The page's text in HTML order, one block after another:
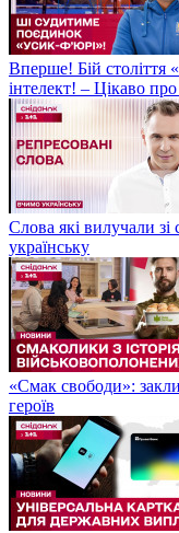
Вперше! Бій
інтелект! – Цікаво
Слова які вилучали
українську
«Смак свободи»:
героїв